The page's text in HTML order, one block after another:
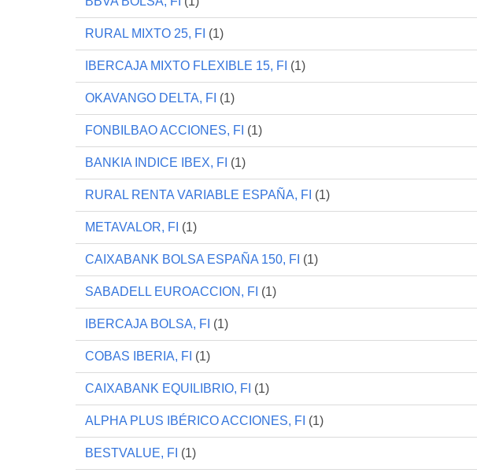
RURAL MIXTO 25, FI (1)
IBERCAJA MIXTO FLEXIBLE 15, FI (1)
OKAVANGO DELTA, FI (1)
FONBILBAO ACCIONES, FI (1)
BANKIA INDICE IBEX, FI (1)
RURAL RENTA VARIABLE ESPAÑA, FI (1)
METAVALOR, FI (1)
CAIXABANK BOLSA ESPAÑA 150, FI (1)
SABADELL EUROACCION, FI (1)
IBERCAJA BOLSA, FI (1)
COBAS IBERIA, FI (1)
CAIXABANK EQUILIBRIO, FI (1)
ALPHA PLUS IBÉRICO ACCIONES, FI (1)
BESTVALUE, FI (1)